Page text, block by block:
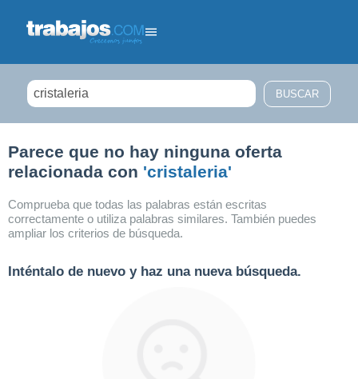
Parece que no hay ninguna oferta
relacionada con 'cristaleria'
Comprueba que todas las palabras están escritas
correctamente o utiliza palabras similares. También puedes
ampliar los criterios de búsqueda.
Inténtalo de nuevo y haz una nueva búsqueda.